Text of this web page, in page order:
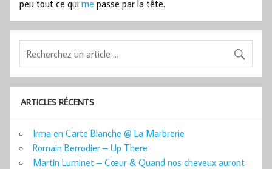
peu tout ce qui me passe par la tête.
ARTICLES RÉCENTS
Irma en Carte Blanche @ La Marbrerie
Romain Berrodier – Up There
Martin Luminet – Cœur & Quand nos cheveux auront